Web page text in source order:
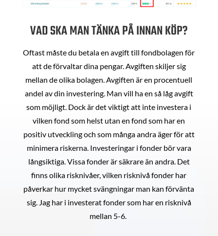
VAD SKA MAN TÄNKA PÅ INNAN KÖP?
Oftast måste du betala en avgift till fondbolagen för
att de förvaltar dina pengar. Avgiften skiljer sig
mellan de olika bolagen. Avgiften är en procentuell
andel av din investering. Man vill ha en så låg avgift
som möjligt. Dock är det viktigt att inte investera i
vilken fond som helst utan en fond som har en
positiv utveckling och som många andra äger för att
minimera riskerna. Investeringar i fonder bör vara
långsiktiga. Vissa fonder är säkrare än andra. Det
finns olika risknivåer, vilken risknivå fonder har
påverkar hur mycket svängningar man kan förvänta
sig. Jag har i investerat fonder som har en risknivå
mellan 5-6.